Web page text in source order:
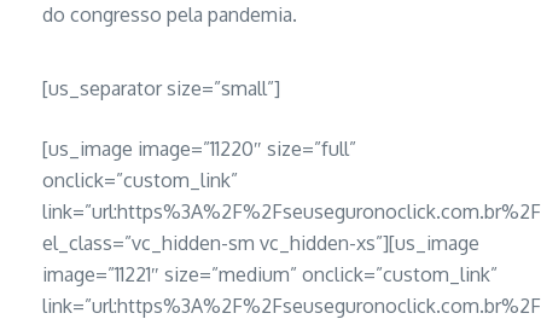
do congresso pela pandemia.
[us_separator size=”small”]
[us_image image=”11220″ size=”full”
onclick=”custom_link”
el_class=”vc_hidden-sm vc_hidden-xs”][us_image
image=”11221″ size=”medium” onclick=”custom_link”